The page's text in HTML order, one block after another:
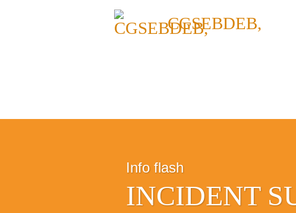
CGSEBDEB,
Info flash
INCIDENT